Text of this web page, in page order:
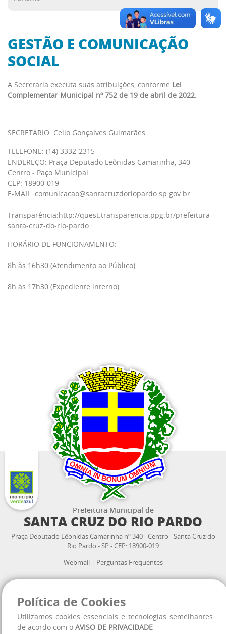
GESTÃO E COMUNICAÇÃO
SOCIAL
A Secretaria executa suas atribuições, conforme Lei
Complementar Municipal nº 752 de 19 de abril de 2022.
SECRETÁRIO: Celio Gonçalves Guimarães
TELEFONE: (14) 3332-2315
ENDEREÇO: Praça Deputado Leônidas Camarinha, 340 -
Centro - Paço Municipal
CEP: 18900-019
E-MAIL: comunicacao@santacruzdoriopardo.sp.gov.br
Transparência:http://quest.transparencia.ppg.br/prefeitura-
santa-cruz-do-rio-pardo
HORÁRIO DE FUNCIONAMENTO:
8h às 16h30 (Atendimento ao Público)
8h às 17h30 (Expediente interno)
Prefeitura Municipal de
SANTA CRUZ DO RIO PARDO
Praça Deputado Lêonidas Camarinha nº 340 - Centro - Santa Cruz do
Rio Pardo - SP - CEP: 18900-019
Webmail | Perguntas Frequentes
(14) 3332.2300
Horário de Atendimento:
VOLTAR
AO TOPO
Política de Cookies
Utilizamos cookies essenciais e tecnologias semelhantes
de acordo com oAVISO DE PRIVACIDADE